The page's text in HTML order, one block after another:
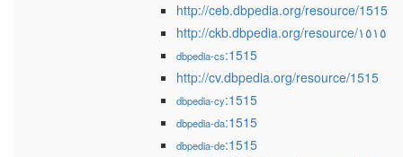
http://ceb.dbpedia.org/resource/1515
http://ckb.dbpedia.org/resource/١٥١٥
dbpedia-cs:1515
http://cv.dbpedia.org/resource/1515
dbpedia-cy:1515
dbpedia-da:1515
dbpedia-de:1515